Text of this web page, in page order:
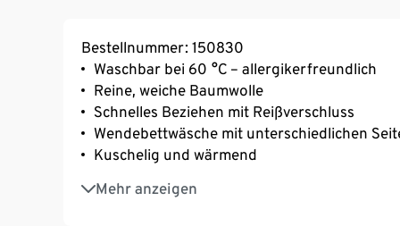
Bestellnummer: 150830
Waschbar bei 60 °C – allergikerfreundlich
Reine, weiche Baumwolle
Schnelles Beziehen mit Reißverschluss
Wendebettwäsche mit unterschiedlichen
Kuschelig und wärmend
Mehr anzeigen
Saugfähig und hautsympathisch